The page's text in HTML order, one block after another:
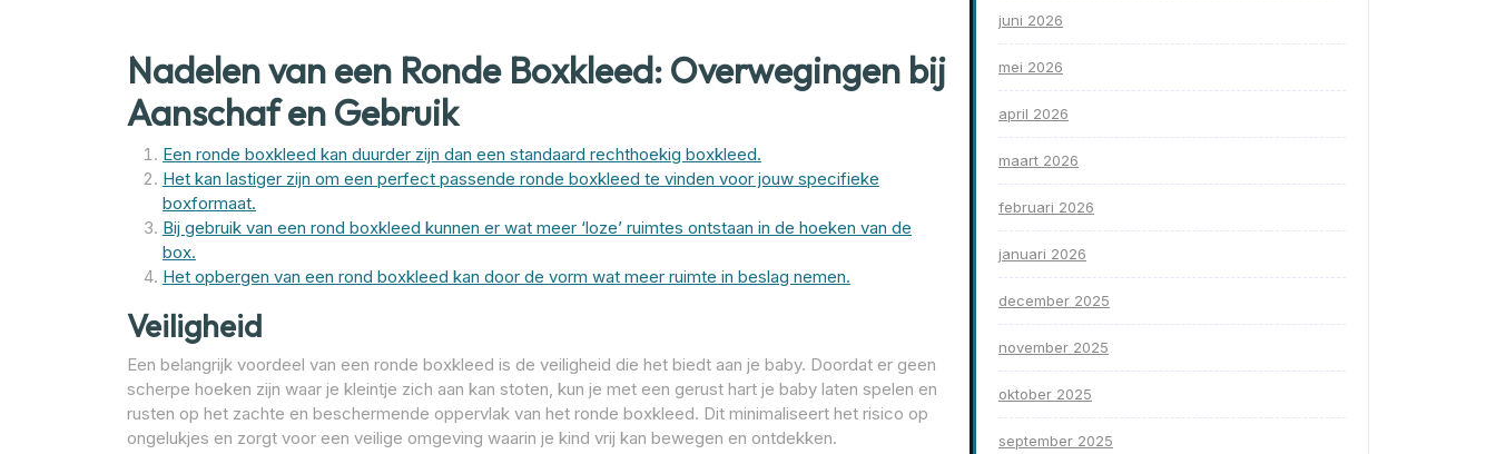
Nadelen van een Ronde Boxkleed: Overwegingen bij
Aanschaf en Gebruik
Een ronde boxkleed kan duurder zijn dan een standaard rechthoekig boxkleed.
Het kan lastiger zijn om een perfect passende ronde boxkleed te vinden voor jouw specifieke
boxformaat.
Bij gebruik van een rond boxkleed kunnen er wat meer ‘loze’ ruimtes ontstaan in de hoeken van de
box.
Het opbergen van een rond boxkleed kan door de vorm wat meer ruimte in beslag nemen.
Veiligheid
Een belangrijk voordeel van een ronde boxkleed is de veiligheid die het biedt aan je baby. Doordat er geen
scherpe hoeken zijn waar je kleintje zich aan kan stoten, kun je met een gerust hart je baby laten spelen en
rusten op het zachte en beschermende oppervlak van het ronde boxkleed. Dit minimaliseert het risico op
ongelukjes en zorgt voor een veilige omgeving waarin je kind vrij kan bewegen en ontdekken.
juni 2026
mei 2026
april 2026
maart 2026
februari 2026
januari 2026
december 2025
november 2025
oktober 2025
september 2025